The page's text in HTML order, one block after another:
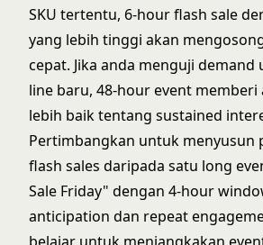
SKU tertentu, 6-hour flash sale
yang lebih tinggi akan
cepat. Jika anda menguji
line baru, 48-hour event memberi
lebih baik tentang sustained
Pertimbangkan untuk menyusun
flash sales daripada satu long
Sale Friday" dengan 4-hour
anticipation dan repeat